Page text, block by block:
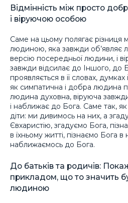
Відмінність між просто
і віруючою особою
Саме на цьому полягає різниця
людиною, яка завжди
версію посередньої людини, і
завжди відсилає до Іншого, до
проявляється в її словах, думках
як симпатична і добра людина
людина духовна, віруюча
і наближає до Бога. Саме так,
діти: ми дивимось на них, а
Євхаристію, згадуємо Бога,
в їхньому житті, пізнаємо Бога в
наближаємось до Бога.
До батьків та родичів:
прикладом, що то значить
людиною